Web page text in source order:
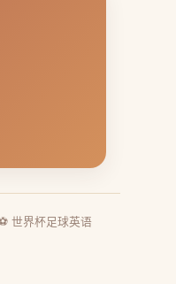
世界杯足球英语